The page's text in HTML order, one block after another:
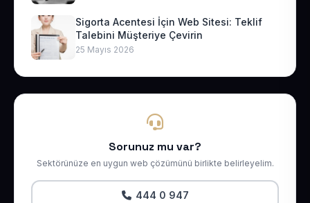
Sigorta Acentesi İçin Web Sitesi: Teklif
Talebini Müşteriye Çevirin
25 Mayıs 2026
Sorunuz mu var?
Sektörünüze en uygun web çözümünü birlikte belirleyelim.
444 0 947